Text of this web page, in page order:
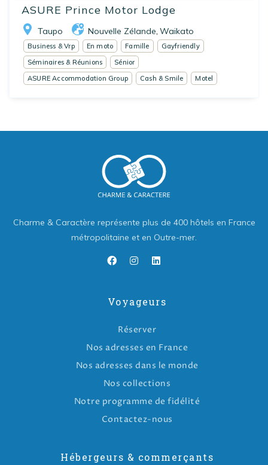
ASURE Prince Motor Lodge
Taupo Nouvelle Zélande Waikato
Business & Vrp En moto Famille
Gayfriendly
Séminaires & Réunions
Sénior
ASURE Accommodation Group
Cash & Smile Motel
Charme & Caractère représente plus de 400 hôtels en France
métropolitaine et en Outre-mer.
Voyageurs
Réserver
Nos adresses en France
Nos adresses dans le monde
Nos collections
Notre programme de fidélité
Contactez-nous
Hébergeurs & commerçants